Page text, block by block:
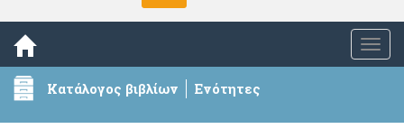
Κατάλογος βιβλίων Ενότητες